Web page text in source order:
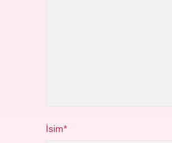
İsim*